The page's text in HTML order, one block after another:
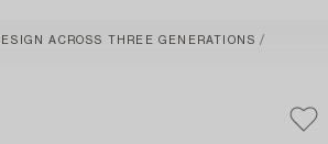
ACROSS THREE GENERATIONS